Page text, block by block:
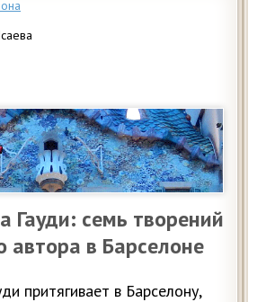
Гауди: семь творений
автора в Барселоне
притягивает в Барселону,